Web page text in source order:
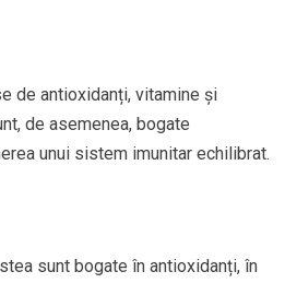
de antioxidanți, vitamine și
de asemenea, bogate
unui sistem imunitar echilibrat.
sunt bogate în antioxidanți, în